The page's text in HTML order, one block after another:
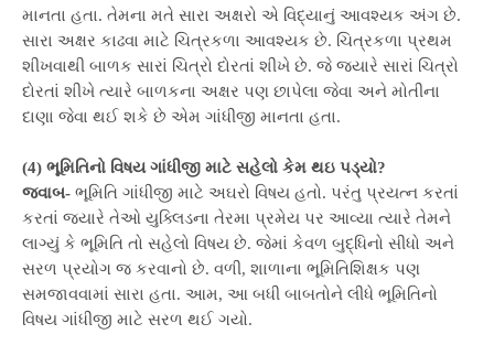
માનતા હતા. તેમના મતે સારા અક્ષરો એ વિદ્યાનું આવશ્યક અંગ છે.
સારા અક્ષર કાઢવા માટે ચિત્રકળા આવશ્યક છે. ચિત્રકળા પ્રથમ
શીખવાથી બાળક સારાં ચિત્રો દોરતાં શીખે છે. જે જ્યારે સારાં ચિત્રો
દોરતાં શીખે ત્યારે બાળકના અક્ષર પણ છાપેલા જેવા અને મોતીના
દાણા જેવા થઈ શકે છે એમ ગાંધીજી માનતા હતા.
(4) ભૂમિતિનો વિષય ગાંધીજી માટે સહેલો કેમ થઇ પડ્યો?
જવાબ- ભૂમિતિ ગાંધીજી માટે અઘરો વિષય હતો. પરંતુ પ્રયત્ન કરતાં
કરતાં જયારે તેઓ યુક્લિડના તેરમા પ્રમેય પર આવ્યા ત્યારે તેમને
લાગ્યું કે ભૂમિતિ તો સહેલો વિષય છે. જેમાં કેવળ બુદ્ધિનો સીધો અને
સરળ પ્રયોગ જ કરવાનો છે. વળી, શાળાના ભૂમિતિશિક્ષક પણ
સમજાવવામાં સારા હતા. આમ, આ બધી બાબતોને લીધે ભૂમિતિનો
વિષય ગાંધીજી માટે સરળ થઈ ગયો.